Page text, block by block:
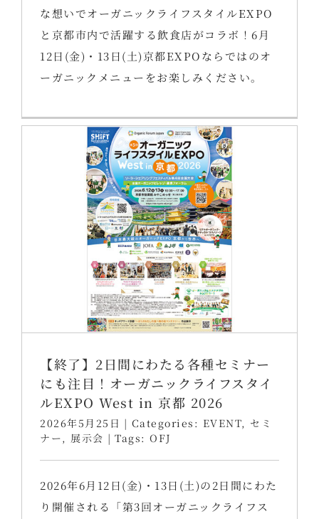
な想いでオーガニックライフスタイルEXPO
と京都市内で活躍する飲食店がコラボ！6月
12日(金)・13日(土)京都EXPOならではのオ
ーガニックメニューをお楽しみください。
【終了】2日間にわたる各種セミナー
にも注目！オーガニックライフスタイ
ルEXPO West in 京都 2026
2026年5月25日 | Categories: EVENT, セミ
ナー , 展示会 | Tags: OFJ
2026年6月12日(金)・13日(土)の2日間にわた
り開催される「第3回オーガニックライフス